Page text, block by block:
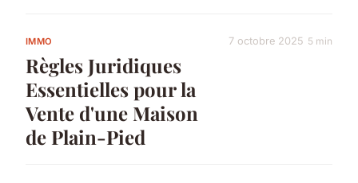
IMMO
Règles Juridiques
Essentielles pour la
Vente d'une Maison
de Plain-Pied
7 octobre 2025 5 min